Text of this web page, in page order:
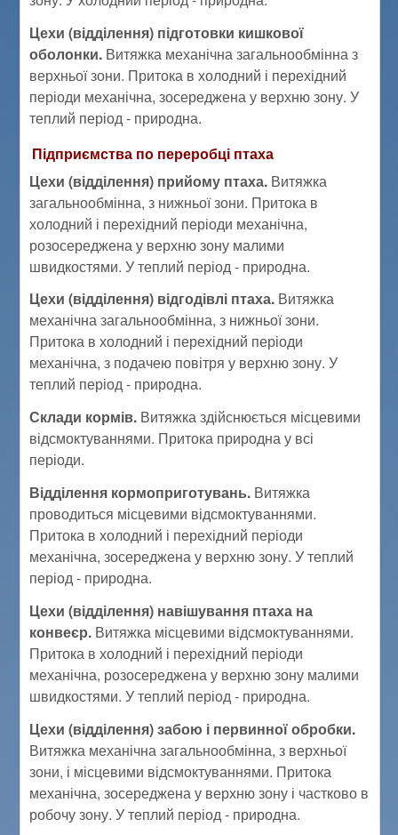
Цехи (відділення) підготовки кишкової
оболонки. Витяжка механічна загальнообмінна з
верхньої зони. Притока в холодний і перехідний
періоди механічна, зосереджена у верхню зону. У
теплий період - природна.
Підприємства по переробці птаха
Цехи (відділення) прийому птаха. Витяжка
загальнообмінна, з нижньої зони. Притока в
холодний і перехідний періоди механічна,
розосереджена у верхню зону малими
швидкостями. У теплий період - природна.
Цехи (відділення) відгодівлі птаха. Витяжка
механічна загальнообмінна, з нижньої зони.
Притока в холодний і перехідний періоди
механічна, з подачею повітря у верхню зону. У
теплий період - природна.
Склади кормів. Витяжка здійснюється місцевими
відсмоктуваннями. Притока природна у всі
періоди.
Відділення кормоприготувань. Витяжка
проводиться місцевими відсмоктуваннями.
Притока в холодний і перехідний періоди
механічна, зосереджена у верхню зону. У теплий
період - природна.
Цехи (відділення) навішування птаха на
конвеєр. Витяжка місцевими відсмоктуваннями.
Притока в холодний і перехідний періоди
механічна, розосереджена у верхню зону малими
швидкостями. У теплий період - природна.
Цехи (відділення) забою і первинної обробки.
Витяжка механічна загальнообмінна, з верхньої
зони, і місцевими відсмоктуваннями. Притока
механічна, зосереджена у верхню зону і частково в
робочу зону. У теплий період - природна.